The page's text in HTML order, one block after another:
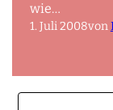
wie…
1. Juli 2008von